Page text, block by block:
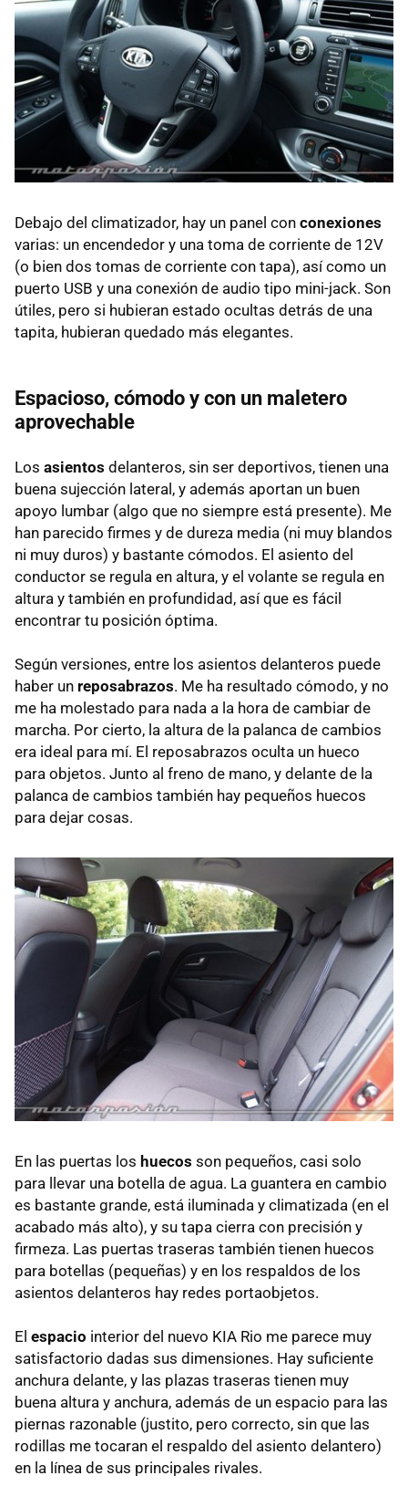
Debajo del climatizador, hay un panel con conexiones
varias: un encendedor y una toma de corriente de 12V
(o bien dos tomas de corriente con tapa), así como un
puerto USB y una conexión de audio tipo mini-jack. Son
útiles, pero si hubieran estado ocultas detrás de una
tapita, hubieran quedado más elegantes.
Espacioso, cómodo y con un maletero
aprovechable
Los asientos delanteros, sin ser deportivos, tienen una
buena sujección lateral, y además aportan un buen
apoyo lumbar (algo que no siempre está presente). Me
han parecido firmes y de dureza media (ni muy blandos
ni muy duros) y bastante cómodos. El asiento del
conductor se regula en altura, y el volante se regula en
altura y también en profundidad, así que es fácil
encontrar tu posición óptima.
Según versiones, entre los asientos delanteros puede
haber un reposabrazos. Me ha resultado cómodo, y no
me ha molestado para nada a la hora de cambiar de
marcha. Por cierto, la altura de la palanca de cambios
era ideal para mí. El reposabrazos oculta un hueco
para objetos. Junto al freno de mano, y delante de la
palanca de cambios también hay pequeños huecos
para dejar cosas.
En las puertas los huecos son pequeños, casi solo
para llevar una botella de agua. La guantera en cambio
es bastante grande, está iluminada y climatizada (en el
acabado más alto), y su tapa cierra con precisión y
firmeza. Las puertas traseras también tienen huecos
para botellas (pequeñas) y en los respaldos de los
asientos delanteros hay redes portaobjetos.
El espacio interior del nuevo KIA Rio me parece muy
satisfactorio dadas sus dimensiones. Hay suficiente
anchura delante, y las plazas traseras tienen muy
buena altura y anchura, además de un espacio para las
piernas razonable (justito, pero correcto, sin que las
rodillas me tocaran el respaldo del asiento delantero)
en la línea de sus principales rivales.